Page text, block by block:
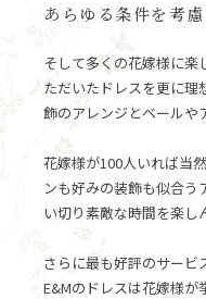
あらゆる条件を考
そして多くの花嫁様に楽
ただいたドレスを更に理
飾のアレンジとベールや
花嫁様が100人いれば当
ンも好みの装飾も似合う
い切り素敵な時間を楽し
さらに最も好評のサービ
E&Mのドレスは花嫁様